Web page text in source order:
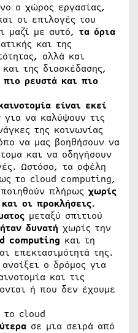
ο χώρος εργασίας,
οι επιλογές του
μαζί με αυτό, τα όρια
και της
αλλά και
της διασκέδασης,
πιο ρευστά και πιο
είναι εκεί
για να καλύψουν τις
της κοινωνίας
να μας βοηθήσουν να
και να οδηγήσουν
Ωστόσο, τα οφέλη
το cloud computing,
πλήρως χωρίς
οι προκλήσεις.
μεταξύ σπιτιού
δυνατή χωρίς την
computing και τη
επεκτασιμότητά της.
ο δρόμος για
και τις
ή που δεν έχουμε
το cloud
σε μια σειρά από